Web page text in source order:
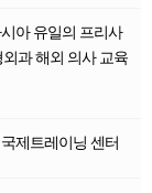
아 유일의 프리사
과 해외 의사 교육
제트레이닝 센터